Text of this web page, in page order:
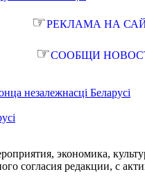
☞РЕКЛАМА НА
☞СООБЩИ
незалежнасці Беларусі
экономика,
согласия редакции, с